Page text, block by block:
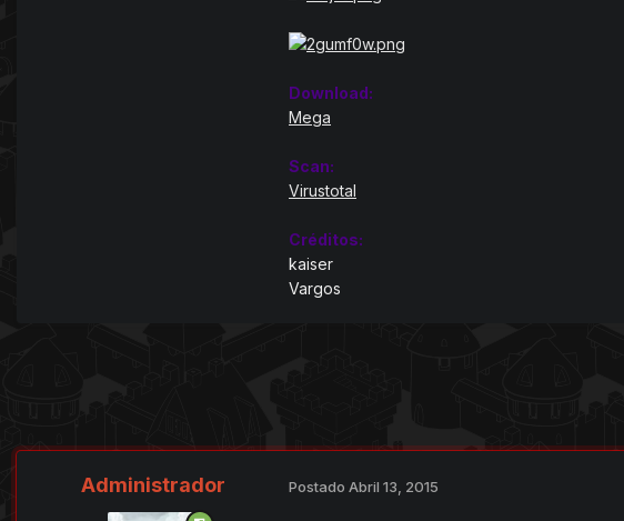
Download:
Mega
Scan:
Virustotal
Créditos:
kaiser
Vargos
Administrador Postado Abril 13, 2015